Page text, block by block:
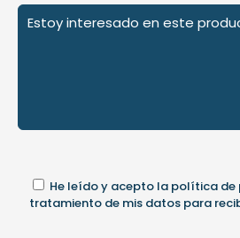
He leído y acepto la política de
tratamiento de mis datos para